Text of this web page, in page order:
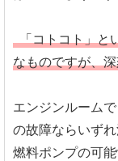
「コトコト」と
なものですが、
エンジンルーム
の故障ならいず
燃料ポンプの可能